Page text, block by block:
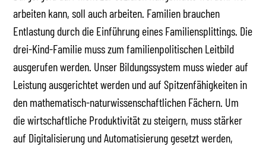
arbeiten kann, soll auch arbeiten. Familien brauchen
Entlastung durch die Einführung eines Familiensplittings. Die
drei-Kind-Familie muss zum familienpolitischen Leitbild
ausgerufen werden. Unser Bildungssystem muss wieder auf
Leistung ausgerichtet werden und auf Spitzenfähigkeiten in
den mathematisch-naturwissenschaftlichen Fächern. Um
die wirtschaftliche Produktivität zu steigern, muss stärker
auf Digitalisierung und Automatisierung gesetzt werden,